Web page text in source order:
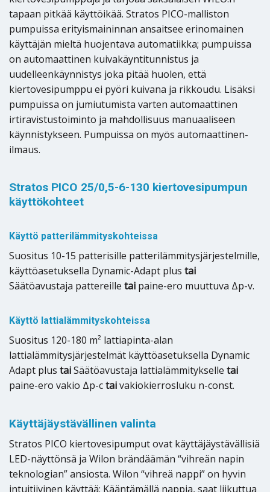
tapaan pitkää käyttöikää. Stratos PICO-malliston
pumpuissa erityismaininnan ansaitsee erinomainen
käyttäjän mieltä huojentava automatiikka; pumpuissa
on automaattinen kuivakäyntitunnistus ja
uudelleenkäynnistys joka pitää huolen, että
kiertovesipumppu ei pyöri kuivana ja rikkoudu. Lisäksi
pumpuissa on jumiutumista varten automaattinen
irtiravistustoiminto ja mahdollisuus manuaaliseen
käynnistykseen. Pumpuissa on myös automaattinen-
ilmaus.
Stratos PICO 25/0,5-6-130 kiertovesipumpun
käyttökohteet
Käyttö patterilämmityskohteissa
Suositus 10-15 patterisille patterilämmitysjärjestelmille,
käyttöasetuksella Dynamic-Adapt plus tai
Säätöavustaja pattereille tai paine-ero muuttuva Δp-v.
Käyttö lattialämmityskohteissa
Suositus 120-180 m² lattiapinta-alan
lattialämmitysjärjestelmät käyttöasetuksella Dynamic
Adapt plus taiSäätöavustaja lattialämmitykselle tai
paine-ero vakio Δp-ctaivakiokierrosluku n-const.
Käyttäjäystävällinen valinta
Stratos PICO kiertovesipumput ovat käyttäjäystävällisiä
LED-näyttönsä ja Wilon brändäämän “vihreän napin
teknologian” ansiosta. Wilon “vihreä nappi” on hyvin
intuitiivinen käyttää: Kääntämällä nappia, saat liikuttua